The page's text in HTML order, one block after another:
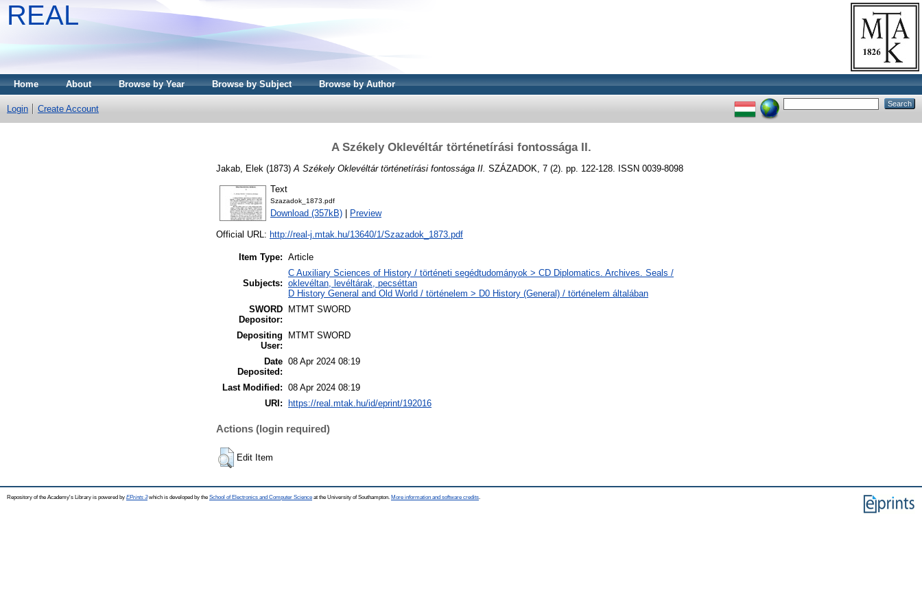
REAL
Home About Browse by Year Browse by Subject Browse by Author
Login Create Account
A Székely Oklevéltár történetírási fontossága II.
Jakab, Elek (1873) A Székely Oklevéltár történetírási fontossága II. SZÁZADOK, 7 (2). pp. 122-128. ISSN 0039-8098
Text
Szazadok_1873.pdf
Download (357kB) Preview
Official URL: http://real-j.mtak.hu/13640/1/Szazadok_1873.pdf
Item Type: Article
Subjects:
C Auxiliary Sciences of History / történeti segédtudományok > CD Diplomatics. Archives. Seals /
oklevéltan, levéltárak, pecséttan
D History General and Old World / történelem > D0 History (General) / történelem általában
SWORD
Depositor:
MTMT SWORD
Depositing
User:
MTMT SWORD
Date
Deposited:
08 Apr 2024 08:19
Last Modified: 08 Apr 2024 08:19
URI:
https://real.mtak.hu/id/eprint/192016
Actions (login required)
Edit Item
Repository of the Academy's Library is powered by EPrints 3which is developed by the School of Electronics and Computer Science at the University of Southampton. More information and software credits